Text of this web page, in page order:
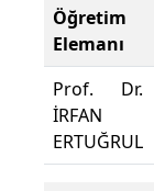
Öğretim
Elemanı
Prof. Dr.
İRFAN
ERTUĞRUL